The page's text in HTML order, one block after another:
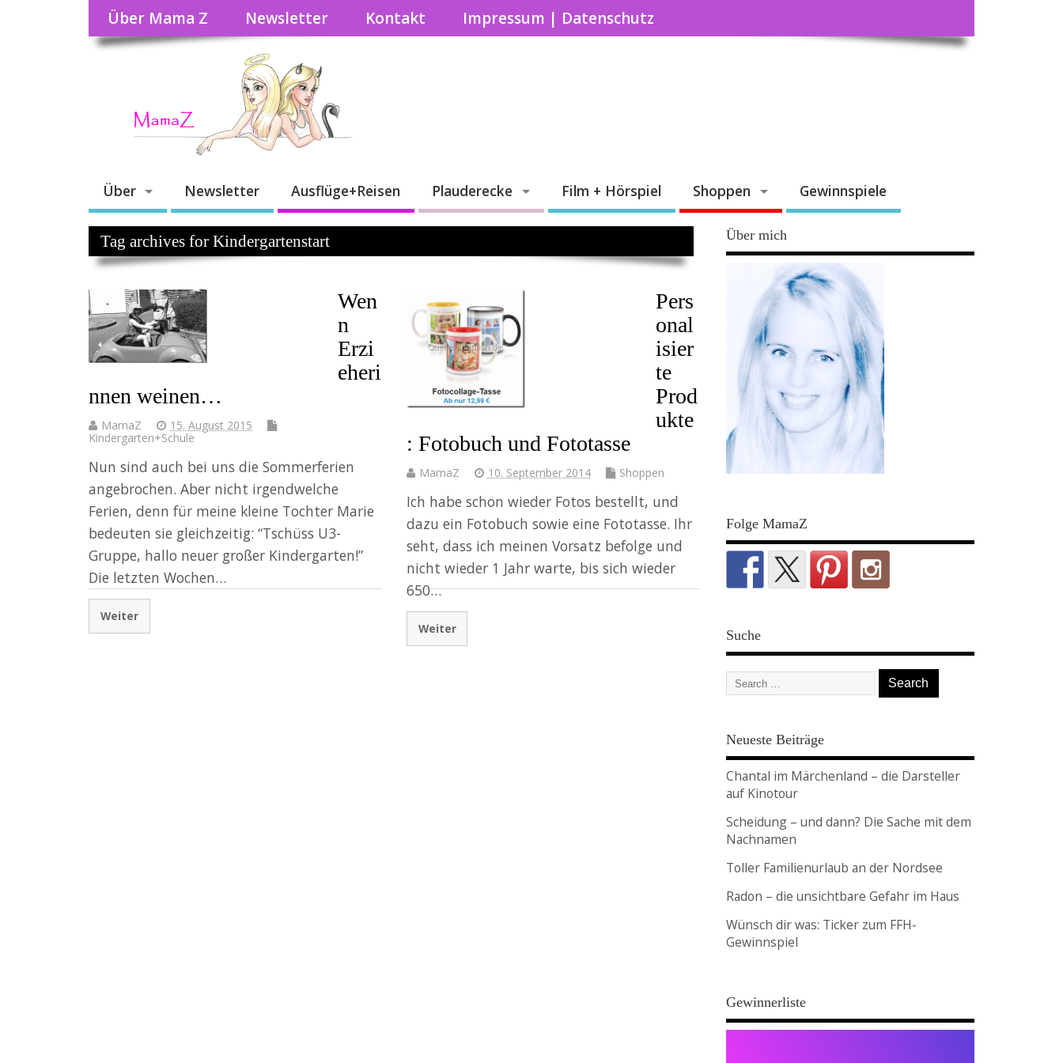
Über Mama Z Newsletter Kontakt Impressum | Datenschutz
Über Newsletter Ausflüge+Reisen Plauderecke Film + Hörspiel Shoppen Gewinnspiele
Tag archives for Kindergartenstart
Wen
n
Erzi
eheri
nnen weinen…
MamaZ
15. August 2015
Kindergarten+Schule
Nun sind auch bei uns die Sommerferien
angebrochen. Aber nicht irgendwelche
Ferien, denn für meine kleine Tochter Marie
bedeuten sie gleichzeitig: “Tschüss U3-
Gruppe, hallo neuer großer Kindergarten!”
Die letzten Wochen…
Weiter
Pers
onal
isier
te
Prod
ukte
: Fotobuch und Fototasse
MamaZ 10. September 2014 Shoppen
Ich habe schon wieder Fotos bestellt, und
dazu ein Fotobuch sowie eine Fototasse. Ihr
seht, dass ich meinen Vorsatz befolge und
nicht wieder 1 Jahr warte, bis sich wieder
650…
Weiter
Über mich
Folge MamaZ
Suche
Neueste Beiträge
Chantal im Märchenland – die Darsteller
auf Kinotour
Scheidung – und dann? Die Sache mit dem
Nachnamen
Toller Familienurlaub an der Nordsee
Radon – die unsichtbare Gefahr im Haus
Wünsch dir was: Ticker zum FFH-
Gewinnspiel
Gewinnerliste